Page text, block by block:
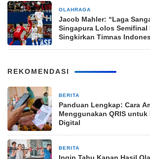
OLAHRAGA
Jacob Mahler: “Laga
Singapura Lolos Semifinal
Singkirkan Timnas
REKOMENDASI
BERITA
Panduan Lengkap: Cara
Menggunakan QRIS
Digital
BERITA
Ingin Tahu Kapan Hasil